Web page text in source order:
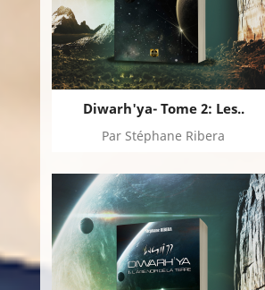
Diwarh'ya- Tome 2: Les..
Par Stéphane Ribera